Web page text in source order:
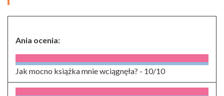
Ania ocenia:
Jak mocno książka mnie wciągnęła? - 10/10